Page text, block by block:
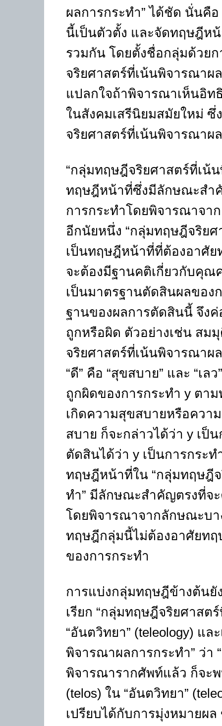
ผลการกระทำ” ได้ชัด นั่นคื
นี้เป็นตัวตั้ง และจัดทฤษฎีห
รวมกัน โดยตั้งชื่อกลุ่มด้วยก
จริยศาสตร์ที่เน้นพิจารณาผ
แปลกใจถ้าพิจารณาเห็นอิ
ในสังคมเสรีนิยมสมัยใหม่
จริยศาสตร์ที่เน้นพิจารณาผ
“กลุ่มทฤษฎีจริยศาสตร์ที่เน้
ทฤษฎีหน้าที่ซึ่งมีลักษณะสำ
การกระทำโดยพิจารณาจา
อีกนัยหนึ่ง “กลุ่มทฤษฎีจริย
เป็นทฤษฎีหน้าที่ที่ต้องอาศั
จะต้องมีฐานคติเกี่ยวกับคุณ
เป็นมาตรฐานตัดสินผลของ
ฐานของผลการตัดสินนี้ จึง
ถูกหรือผิด ตัวอย่างเช่น สม
จริยศาสตร์ที่เน้นพิจารณาผ
“ดี” คือ “สุขสบาย” และ “เ
ถูกผิดของการกระทำ y ตา
เกิดความสุขสบายหรือควา
สบาย ก็จะกล่าวได้ว่า y เป็
ตัดสินได้ว่า y เป็นการกระ
ทฤษฎีหน้าที่ใน “กลุ่มทฤษฎี
ทำ” มีลักษณะสำคัญตรงที่จ
โดยพิจารณาจากลักษณะบา
ทฤษฎีกลุ่มนี้ไม่ต้องอาศัยท
ของการกระทำ
การแบ่งกลุ่มทฤษฎีข้างต้นยั
เรียก “กลุ่มทฤษฎีจริยศาสต
“อันตวิทยา” (teleology) แ
พิจารณาผลการกระทำ” ว่า
พิจารณารากศัพท์แล้ว ก็จะ
(telos) ใน “อันตวิทยา”
เปรียบได้กับการมุ่งหมายผ